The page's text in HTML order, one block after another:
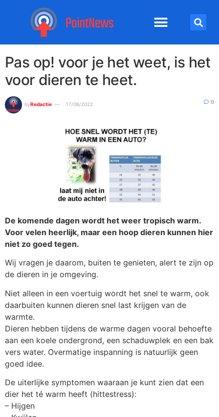
Pas op! voor je het weet, is het
voor dieren te heet.
byRedactie 17/06/2022 0
De komende dagen wordt het weer tropisch warm.
Voor velen heerlijk, maar een hoop dieren kunnen hier
niet zo goed tegen.
Wij vragen je daarom, buiten te genieten, alert te zijn op
de dieren in je omgeving.
Niet alleen in een voertuig wordt het snel te warm, ook
daarbuiten kunnen dieren snel last krijgen van de
warmte.
Dieren hebben tijdens de warme dagen vooral behoefte
aan een koele ondergrond, een schaduwplek en een bak
vers water. Overmatige inspanning is natuurlijk geen
goed idee.
De uiterlijke symptomen waaraan je kunt zien dat een
dier het té warm heeft (hittestress):
– Hijgen